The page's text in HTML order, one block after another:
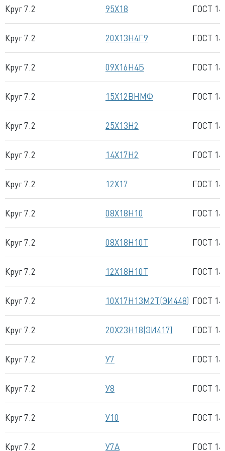
Круг 7.2 95Х18 ГОСТ
Круг 7.2 20Х13Н4Г9 ГОСТ
Круг 7.2 09Х16Н4Б ГОСТ
Круг 7.2 15Х12ВНМФ ГОСТ
Круг 7.2 25Х13Н2 ГОСТ
Круг 7.2 14Х17Н2 ГОСТ
Круг 7.2 12Х17 ГОСТ
Круг 7.2 08Х18Н10 ГОСТ
Круг 7.2 08Х18Н10Т ГОСТ
Круг 7.2 12Х18Н10Т ГОСТ
Круг 7.2 10Х17Н13М2Т(ЭИ448) ГОСТ
Круг 7.2 20Х23Н18(ЭИ417) ГОСТ
Круг 7.2 У7 ГОСТ
Круг 7.2 У8 ГОСТ
Круг 7.2 У10 ГОСТ
Круг 7.2 У7А ГОСТ